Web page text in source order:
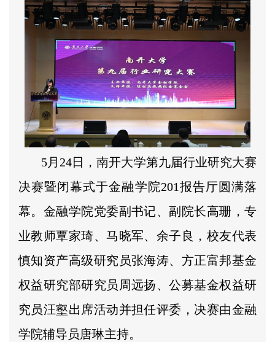
5月24日，南开大学第九届行业研究大赛
决赛暨闭幕式于金融学院201报告厅圆满落
幕。金融学院党委副书记、副院长高珊，专
业教师覃家琦、马晓军、余子良，校友代表
慎知资产高级研究员张海涛、方正富邦基金
权益研究部研究员周远扬、公募基金权益研
究员汪壑出席活动并担任评委，决赛由金融
学院辅导员唐琳主持。